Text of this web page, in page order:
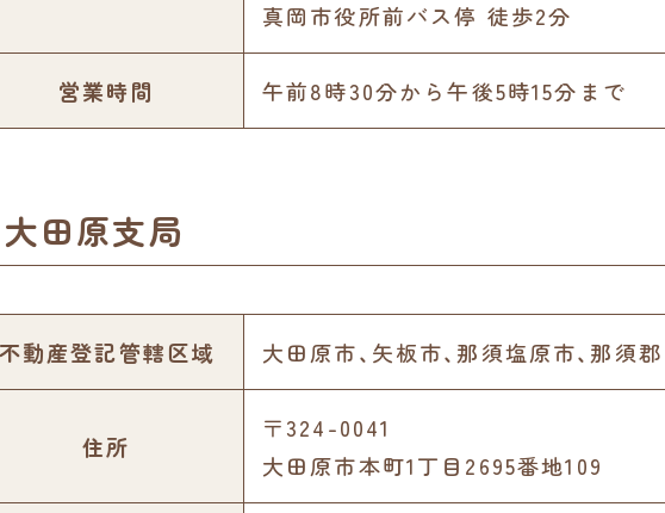
真岡市役所前バス停 徒歩2分
営業時間 午前8時30分から午後5時15分まで
大田原支局
不動産登記管轄区域 大田原市、矢板市、那須塩原市、那須
住所
〒324-0041
大田原市本町1丁目2695番地109